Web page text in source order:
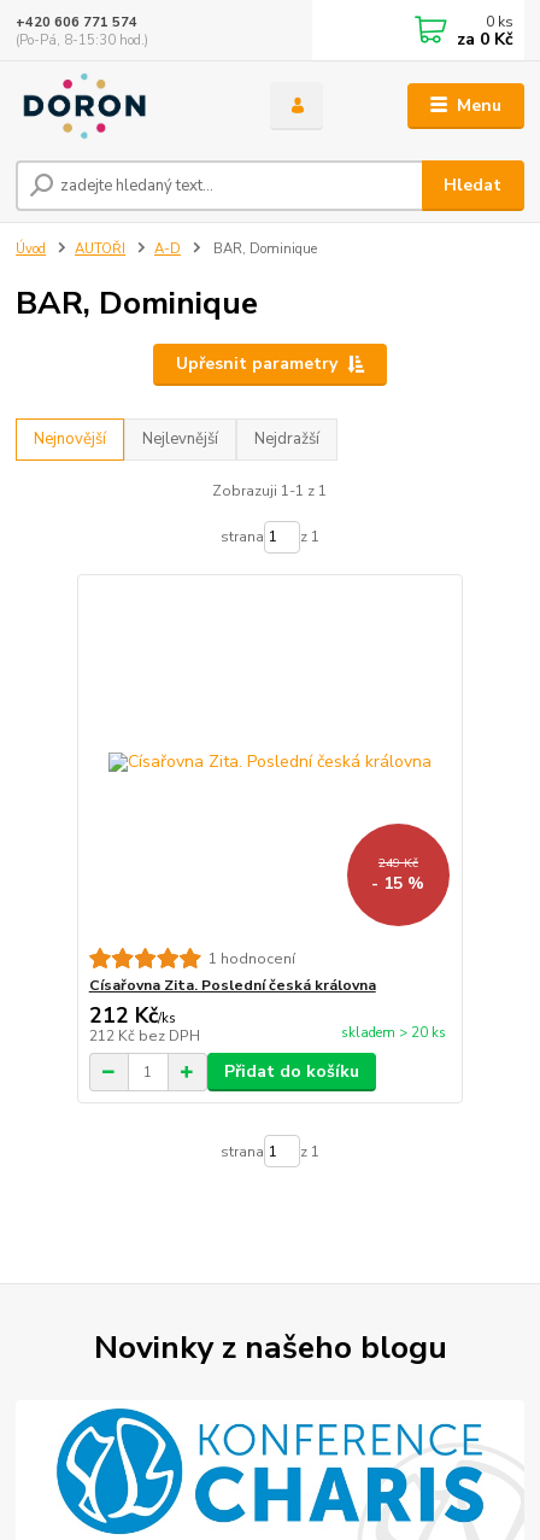
Menu
Hledat
+420 606 771 574
(Po-Pá, 8-15:30 hod.)
0 ks
za 0 Kč
Úvod AUTOŘI A-D BAR, Dominique
BAR, Dominique
Upřesnit parametry
Nejnovější Nejlevnější Nejdražší
Zobrazuji 1-1 z 1
strana z 1
249 Kč
- 15 %
1 hodnocení
Císařovna Zita. Poslední česká královna
212 Kč/ks
212 Kč bez DPH skladem > 20 ks
Přidat do košíku
strana z 1
Novinky z našeho blogu